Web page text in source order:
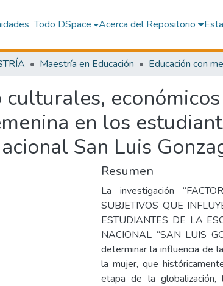
Todo DSpace Acerca del Repositorio
Maestría en Educación
culturales,
en los
San Luis
Resumen
La investigación
SUBJETIVOS QUE
ESTUDIANTES DE LA
NACIONAL “SAN LUIS
determinar la influencia de
la mujer, que
etapa de la